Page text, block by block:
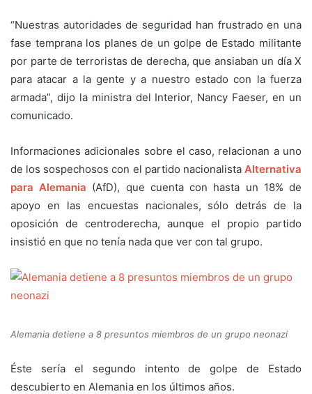
“Nuestras autoridades de seguridad han frustrado en una
fase temprana los planes de un golpe de Estado militante
por parte de terroristas de derecha, que ansiaban un día X
para atacar a la gente y a nuestro estado con la fuerza
armada”, dijo la ministra del Interior, Nancy Faeser, en un
comunicado.
Informaciones adicionales sobre el caso, relacionan a uno
de los sospechosos con el partido nacionalista Alternativa
para Alemania (AfD), que cuenta con hasta un 18% de
apoyo en las encuestas nacionales, sólo detrás de la
oposición de centroderecha, aunque el propio partido
insistió en que no tenía nada que ver con tal grupo.
Alemania detiene a 8 presuntos miembros de un grupo neonazi
Éste sería el segundo intento de golpe de Estado
descubierto en Alemania en los últimos años.